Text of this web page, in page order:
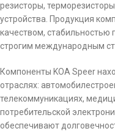
резисторы,
устройства. Продукция
качеством, стабильностью
строгим международным
Компоненты KOA Speer
отраслях:
телекоммуникациях,
потребительской
обеспечивают